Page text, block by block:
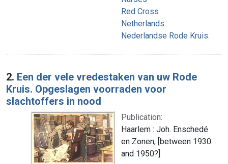
Red Cross
Netherlands
Nederlandse Rode Kruis.
2. Een der vele vredestaken van uw Rode
Kruis. Opgeslagen voorraden voor
slachtoffers in nood
Publication:
Haarlem : Joh. Enschedé
en Zonen, [between 1930
and 1950?]